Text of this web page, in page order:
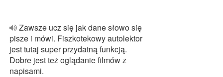
Zawsze ucz się jak dane słowo się
pisze i mówi. Fiszkotekowy autolektor
jest tutaj super przydatną funkcją.
Dobre jest też oglądanie filmów z
napisami.